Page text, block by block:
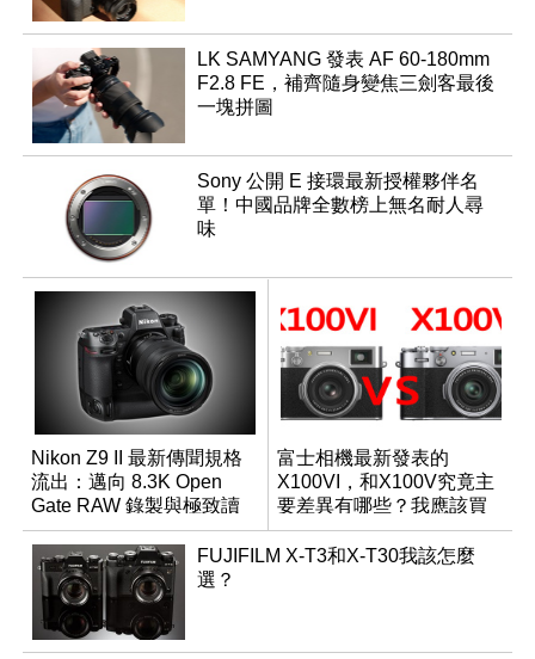
LK SAMYANG 發表 AF 60-180mm
F2.8 FE，補齊隨身變焦三劍客最後
一塊拼圖
Sony 公開 E 接環最新授權夥伴名
單！中國品牌全數榜上無名耐人尋
味
Nikon Z9 II 最新傳聞規格
流出：邁向 8.3K Open
Gate RAW 錄製與極致讀
取速度
富士相機最新發表的
X100VI，和X100V究竟主
要差異有哪些？我應該買
哪一台？
FUJIFILM X-T3和X-T30我該怎麼
選？